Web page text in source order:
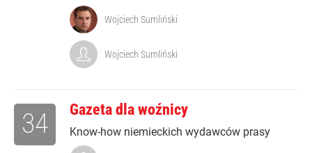
Wojciech Sumliński
Wojciech Sumliński
Gazeta dla woźnicy
Know-how niemieckich wydawców prasy
34